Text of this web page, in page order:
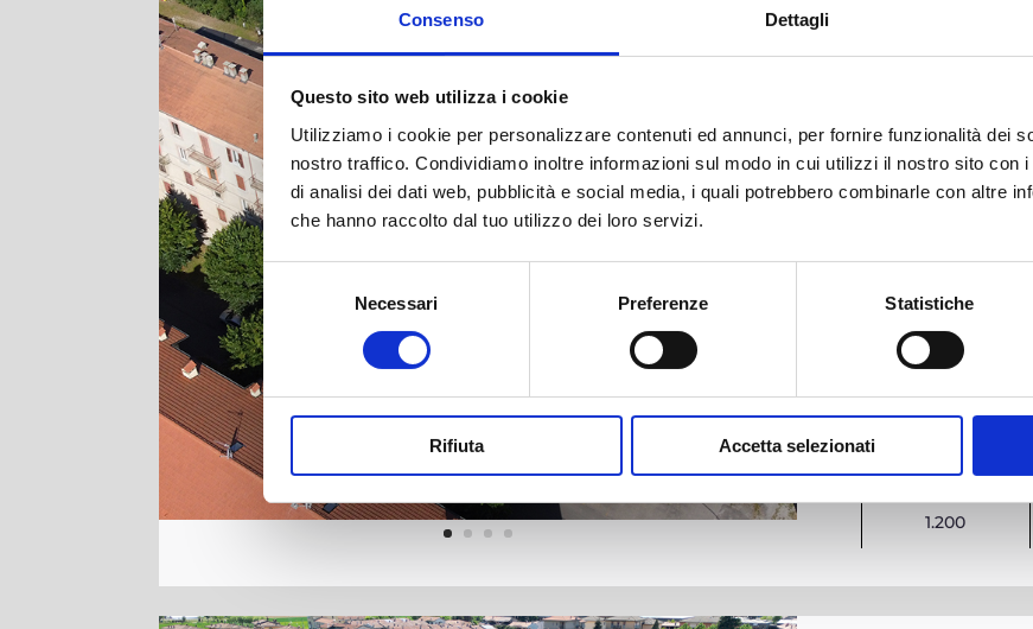
Consenso Dettagli
Questo sito web utilizza i cookie
Utilizziamo i cookie per personalizzare contenuti ed annunci, per fornire funzionalità dei
nostro traffico. Condividiamo inoltre informazioni sul modo in cui utilizzi il nostro sito con
di analisi dei dati web, pubblicità e social media, i quali potrebbero combinarle con altre
che hanno raccolto dal tuo utilizzo dei loro servizi.
Selezione
consenso
Necessari Preferenze Statistiche
Rifiuta Accetta selezionati
riqualificazione
Gli strumenti
CLIENTE
1.200